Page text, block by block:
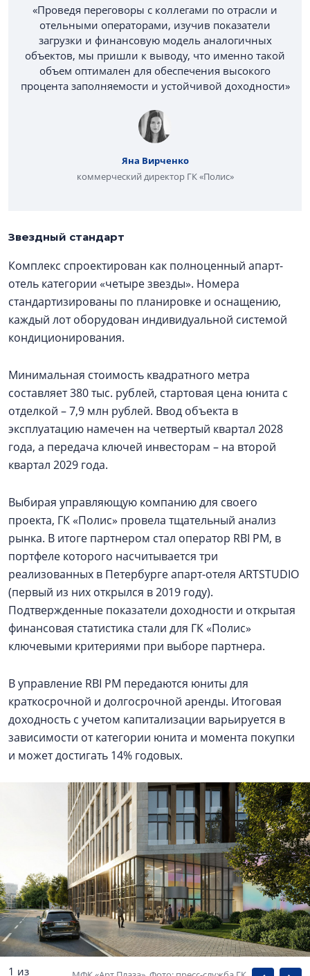
«Проведя переговоры с коллегами по отрасли и
отельными операторами, изучив показатели
загрузки и финансовую модель аналогичных
объектов, мы пришли к выводу, что именно такой
объем оптимален для обеспечения высокого
процента заполняемости и устойчивой доходности»
Яна Вирченко
коммерческий директор ГК «Полис»
Звездный стандарт
Комплекс спроектирован как полноценный апарт-
отель категории «четыре звезды». Номера
стандартизированы по планировке и оснащению,
каждый лот оборудован индивидуальной системой
кондиционирования.
Минимальная стоимость квадратного метра
составляет 380 тыс. рублей, стартовая цена юнита с
отделкой – 7,9 млн рублей. Ввод объекта в
эксплуатацию намечен на четвертый квартал 2028
года, а передача ключей инвесторам – на второй
квартал 2029 года.
Выбирая управляющую компанию для своего
проекта, ГК «Полис» провела тщательный анализ
рынка. В итоге партнером стал оператор RBI PM, в
портфеле которого насчитывается три
реализованных в Петербурге апарт-отеля ARTSTUDIO
(первый из них открылся в 2019 году).
Подтвержденные показатели доходности и открытая
финансовая статистика стали для ГК «Полис»
ключевыми критериями при выборе партнера.
В управление RBI PM передаются юниты для
краткосрочной и долгосрочной аренды. Итоговая
доходность с учетом капитализации варьируется в
зависимости от категории юнита и момента покупки
и может достигать 14% годовых.
1 из